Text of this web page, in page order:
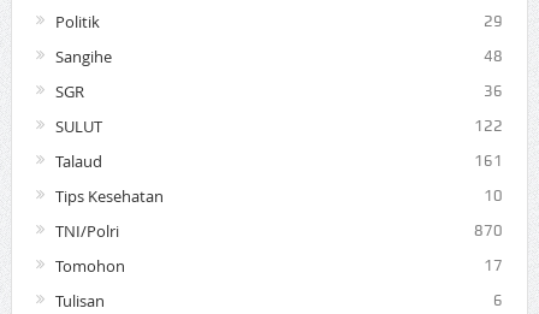
Politik 29
Sangihe 48
SGR 36
SULUT 122
Talaud 161
Tips Kesehatan 10
TNI/Polri 870
Tomohon 17
Tulisan 6